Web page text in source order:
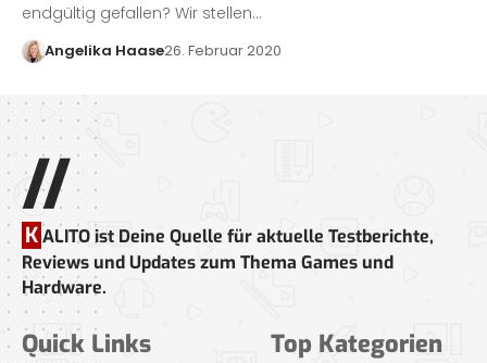
endgültig gefallen? Wir stellen…
Angelika Haase26. Februar 2020
//
KALITO ist Deine Quelle für aktuelle Testberichte,
Reviews und Updates zum Thema Games und
Hardware.
Quick Links Top Kategorien